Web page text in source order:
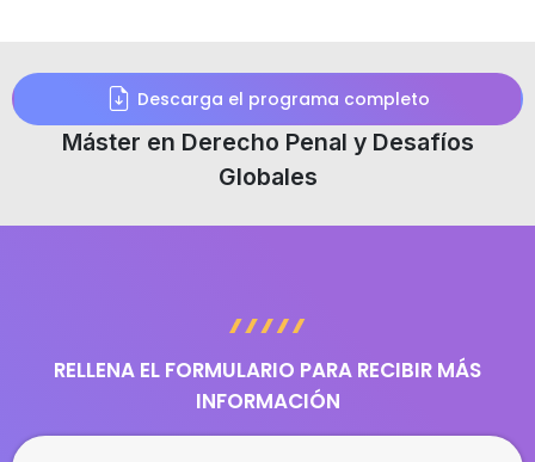
Descarga el programa completo
Máster en Derecho Penal y Desafíos
Globales
RELLENA EL FORMULARIO PARA RECIBIR MÁS
INFORMACIÓN